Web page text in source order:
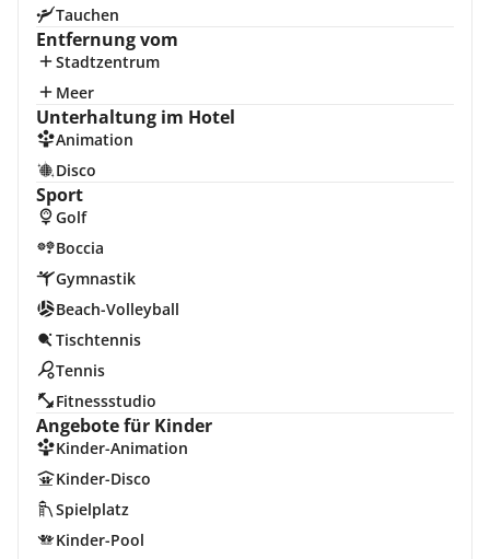
Tauchen
Entfernung vom
Stadtzentrum
Meer
Unterhaltung im Hotel
Animation
Disco
Sport
Golf
Boccia
Gymnastik
Beach-Volleyball
Tischtennis
Tennis
Fitnessstudio
Angebote für Kinder
Kinder-Animation
Kinder-Disco
Spielplatz
Kinder-Pool